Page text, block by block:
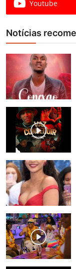
Youtube
Notícias